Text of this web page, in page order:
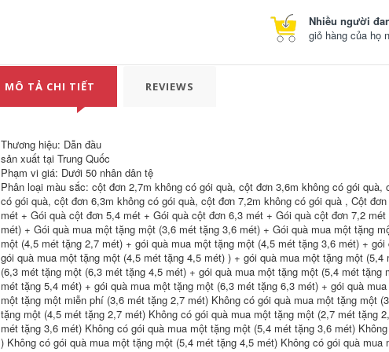
Bihai Cá mập bay
Cần câu tay Cần câu
cá chép diếc Cần
cần câu lục cần câu
210,000
cần câu tầm xanh
Cần Câu Langjian
Hongyun Tay Cần
Siêu Nhẹ Và Siêu
Cứng 19 Màu Cần
Câu Tay Cần
Thương Hiệu
Heikeng bộ Cần Câu
Carbon cần câu lure
máy đứng cần
shimano
334,000
Dava Luya Bộ Cần
Người Mới Carbon
Tầm Xa Biển Cần
bốn cần câu 2 mét 7
hai mét hai mét bảy
19 có thể điều chỉnh
siêu cứng 5 cần câu
cá cần câu máy
ngang
cần suối đoạn ngắn
cần câu cá diếc đồ
câu cá cần câu cá
273,000
shop đồ câu Cần
câu Bihai Cá mập
bay Cần câu tay Cần
câu cá chép diếc
Cần câu tay Bộ cần
câu can cau cá cần
câu rút
223,000
Nhiều người
giỏ hàng của họ
MÔ TẢ CHI TIẾT REVIEWS
Thương hiệu: Dẫn đầu
sản xuất tại Trung Quốc
Phạm vi giá: Dưới 50 nhân dân tệ
Phân loại màu sắc: cột đơn 2,7m không có gói quà, cột đơn 3,6m không có gói
có gói quà, cột đơn 6,3m không có gói quà, cột đơn 7,2m không có gói quà , Cột
mét + Gói quà cột đơn 5,4 mét + Gói quà cột đơn 6,3 mét + Gói quà cột đơn 7,2
mét) + Gói quà mua một tặng một (3,6 mét tặng 3,6 mét) + Gói quà mua một tặng
một (4,5 mét tặng 2,7 mét) + gói quà mua một tặng một (4,5 mét tặng 3,6 mét) +
gói quà mua một tặng một (4,5 mét tặng 4,5 mét) ) + gói quà mua một tặng một
(6,3 mét tặng một (6,3 mét tặng 4,5 mét) + gói quà mua một tặng một (5,4 mét
mét tặng 5,4 mét) + gói quà mua một tặng một (6,3 mét tặng 6,3 mét) + gói quà
một tặng một miễn phí (3,6 mét tặng 2,7 mét) Không có gói quà mua một tặng một
tặng một (4,5 mét tặng 2,7 mét) Không có gói quà mua một tặng một (2,7 mét tặng
mét tặng 3,6 mét) Không có gói quà mua một tặng một (5,4 mét tặng 3,6 mét)
) Không có gói quà mua một tặng một (5,4 mét tặng 4,5 mét) Không có gói quà